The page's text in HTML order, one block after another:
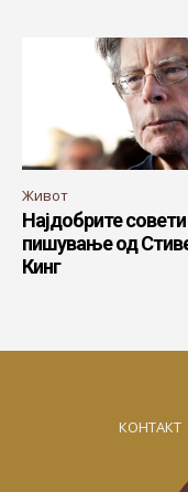
Живот
Најдобрите совети
пишување од
Кинг
КОНТАКТ